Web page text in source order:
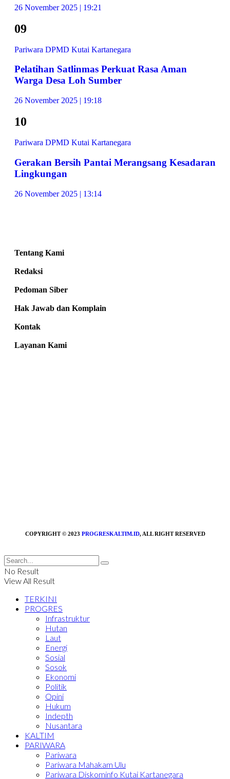
26 November 2025 | 19:21
09
Pariwara DPMD Kutai Kartanegara
Pelatihan Satlinmas Perkuat Rasa Aman
Warga Desa Loh Sumber
26 November 2025 | 19:18
10
Pariwara DPMD Kutai Kartanegara
Gerakan Bersih Pantai Merangsang Kesadaran
Lingkungan
26 November 2025 | 13:14
Tentang Kami
Redaksi
Pedoman Siber
Hak Jawab dan Komplain
Kontak
Layanan Kami
COPYRIGHT © 2023 PROGRESKALTIM.ID, ALL RIGHT RESERVED
No Result
View All Result
TERKINI
PROGRES
Infrastruktur
Hutan
Laut
Energi
Sosial
Sosok
Ekonomi
Politik
Opini
Hukum
Indepth
Nusantara
KALTIM
PARIWARA
Pariwara
Pariwara Mahakam Ulu
Pariwara Diskominfo Kutai Kartanegara